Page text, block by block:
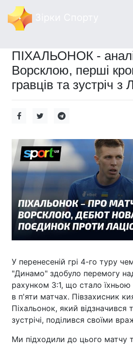
ПІХАЛЬОНОК -
Ворсклою, перші
гравців та зустріч з
У перенесеній грі 4-го туру
"Динамо" здобуло перемогу
рахунком 3:1, що стало
в п'яти матчах. Півзахисник
Піхальонок, який відзначився
зустрічі, поділився своїми
Ми підходили до цього матчу